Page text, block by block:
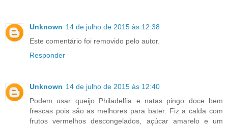
Unknown 14 de julho de 2015 às 12:38
Este comentário foi removido pelo autor.
Responder
Unknown 14 de julho de 2015 às 12:40
Podem usar queijo Philadelfia e natas pingo doce bem
frescas pois são as melhores para bater. Fiz a calda com
frutos vermelhos descongelados, açúcar amarelo e um